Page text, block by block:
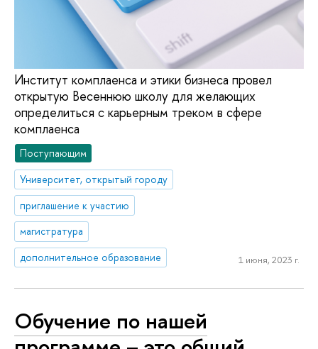
Институт комплаенса и этики бизнеса провел
открытую Весеннюю школу для желающих
определиться с карьерным треком в сфере
комплаенса
Поступающим
Университет, открытый городу
приглашение к участию
магистратура
дополнительное образование
1 июня, 2023 г.
Обучение по нашей